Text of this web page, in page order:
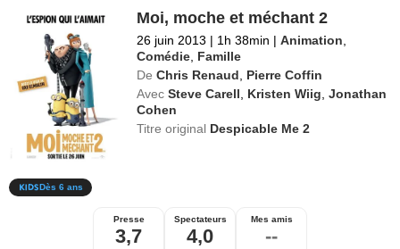
Moi, moche et méchant 2
26 juin 2013 | 1h 38min | Animation,
Comédie, Famille
De Chris Renaud, Pierre Coffin
Avec Steve Carell, Kristen Wiig,Jonathan
Cohen
Titre original Despicable Me 2
Dès 6 ans
Presse
3,7
Spectateurs
4,0
Mes amis
--